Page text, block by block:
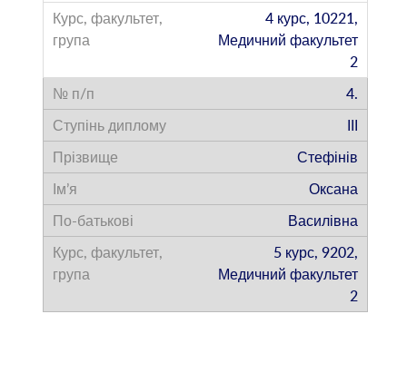
4 курс, 10221,
Медичний факультет
2
4.
ІІІ
Стефінів
Оксана
Василівна
5 курс, 9202,
Медичний факультет
2